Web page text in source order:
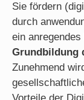
Sie fördern
durch
ein
Grundbildung
Zunehmend